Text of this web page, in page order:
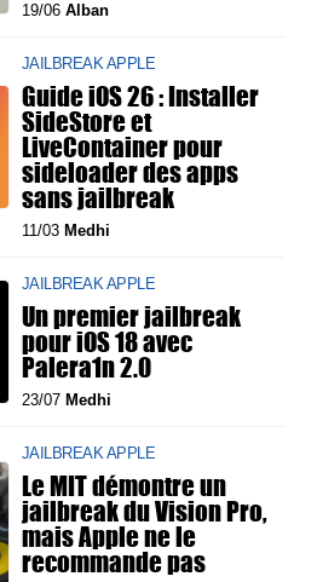
19/06 Alban
JAILBREAK APPLE
Guide iOS 26 : Installer
SideStore et
LiveContainer pour
sideloader des apps
sans jailbreak
11/03 Medhi
JAILBREAK APPLE
Un premier jailbreak
pour iOS 18 avec
Palera1n 2.0
23/07 Medhi
JAILBREAK APPLE
Le MIT démontre un
jailbreak du Vision Pro,
mais Apple ne le
recommande pas